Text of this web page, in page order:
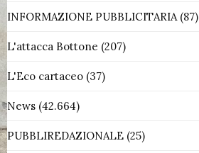
INFORMAZIONE PUBBLICITARIA(87)
L'attacca Bottone (207)
L'Eco cartaceo(37)
News(42.664)
PUBBLIREDAZIONALE(25)